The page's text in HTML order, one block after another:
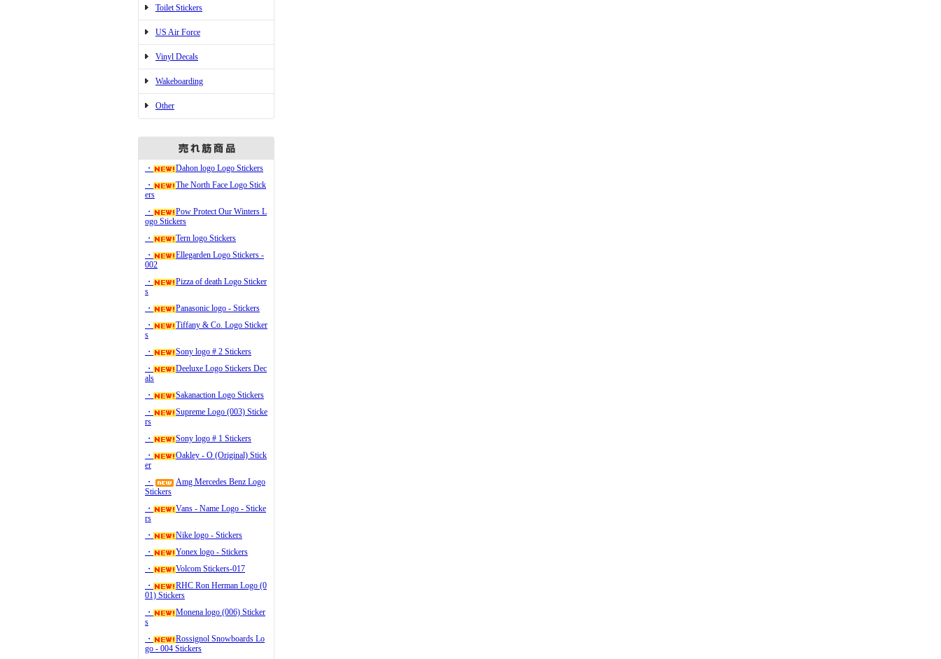
Toilet Stickers
US Air Force
Vinyl Decals
Wakeboarding
Other
・
Dahon logo Logo Stickers
・
The North Face Logo Stick
ers
・
Pow Protect Our Winters L
ogo Stickers
・
Tern logo Stickers
・
Ellegarden Logo Stickers -
002
・
Pizza of death Logo Sticker
s
・
Panasonic logo - Stickers
・
Tiffany & Co. Logo Sticker
s
・
Sony logo # 2 Stickers
・
Deeluxe Logo Stickers Dec
als
・
Sakanaction Logo Stickers
・
Supreme Logo (003) Sticke
rs
・
Sony logo # 1 Stickers
・
Oakley - O (Original) Stick
er
・
Amg Mercedes Benz Logo
Stickers
・
Vans - Name Logo - Sticke
rs
・
Nike logo - Stickers
・
Yonex logo - Stickers
・
Volcom Stickers-017
・
RHC Ron Herman Logo (0
01) Stickers
・
Monena logo (006) Sticker
s
・
Rossignol Snowboards Lo
go - 004 Stickers